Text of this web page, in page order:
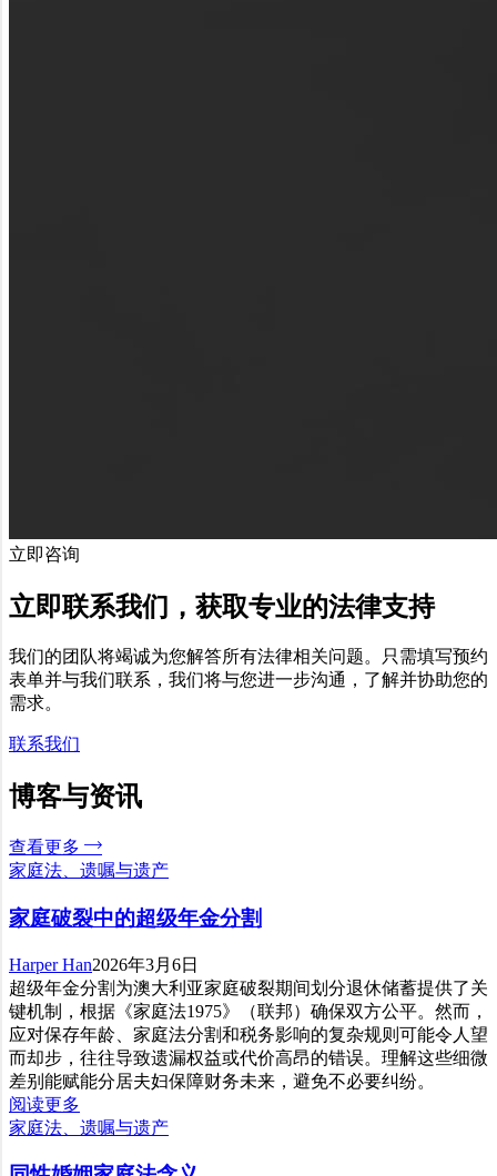
立即咨询
立即联系我们，获取专业的法律支持
我们的团队将竭诚为您解答所有法律相关问题。只需填写预约
表单并与我们联系，我们将与您进一步沟通，了解并协助您的
需求。
联系我们
博客与资讯
查看更多
家庭法、遗嘱与遗产
家庭破裂中的超级年金分割
Harper Han2026年3月6日
超级年金分割为澳大利亚家庭破裂期间划分退休储蓄提供了关
键机制，根据《家庭法1975》（联邦）确保双方公平。然而，
应对保存年龄、家庭法分割和税务影响的复杂规则可能令人望
而却步，往往导致遗漏权益或代价高昂的错误。理解这些细微
差别能赋能分居夫妇保障财务未来，避免不必要纠纷。
阅读更多
家庭法、遗嘱与遗产